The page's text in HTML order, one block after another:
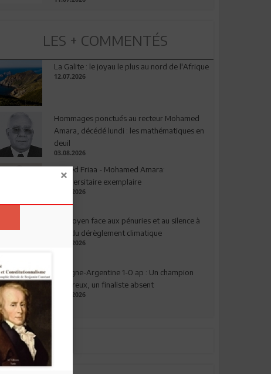
LES + COMMENTÉS
La Galite : le joyau le plus au nord de l'Afrique
12.07.2026
Hommages ponctués au recteur Mohamed
Amara, décédé lundi : les mathématiques en
deuil
03.08.2026
Ahmed Friaa - Mohamed Amara:
l’Universitaire exemplaire
04.08.2026
Le citoyen face aux pénuries et au silence à
l’ère du dérèglement climatique
27.07.2026
Espagne-Argentine 1-0 ap : Un champion
valeureux, un finaliste absent
19.07.2026